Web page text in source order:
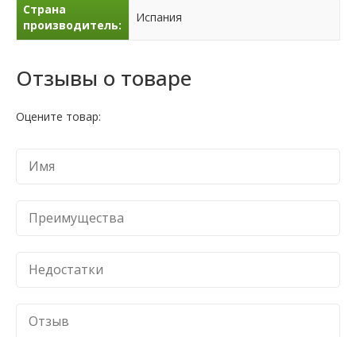
Страна
производитель:
Испания
Отзывы о товаре
Оцените товар: